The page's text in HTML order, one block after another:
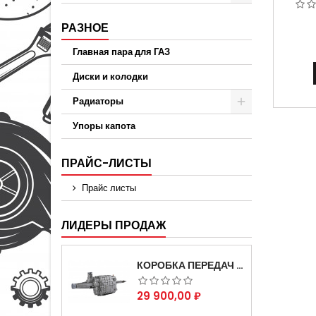
РАЗНОЕ
Главная пара для ГАЗ
Диски и колодки
Радиаторы
Упоры капота
ПРАЙС-ЛИСТЫ
Прайс листы
ЛИДЕРЫ ПРОДАЖ
КОРОБКА ПЕРЕДАЧ НА ДЛЯ АВТОМОБИЛЯ ГАЗЕЛЬ 3302 АРТИКУЛ 3302-1700010 (УСИЛЕННАЯ)
Цена
29 900,00 ₽